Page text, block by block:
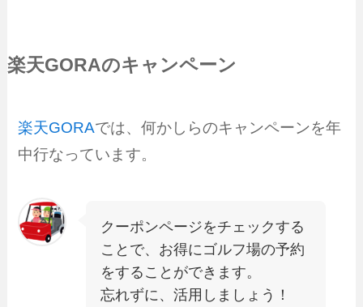
楽天GORAのキャンペーン
楽天GORAでは、何かしらのキャンペーンを年
中行なっています。
クーポンページをチェックする
ことで、お得にゴルフ場の予約
をすることができます。
忘れずに、活用しましょう！